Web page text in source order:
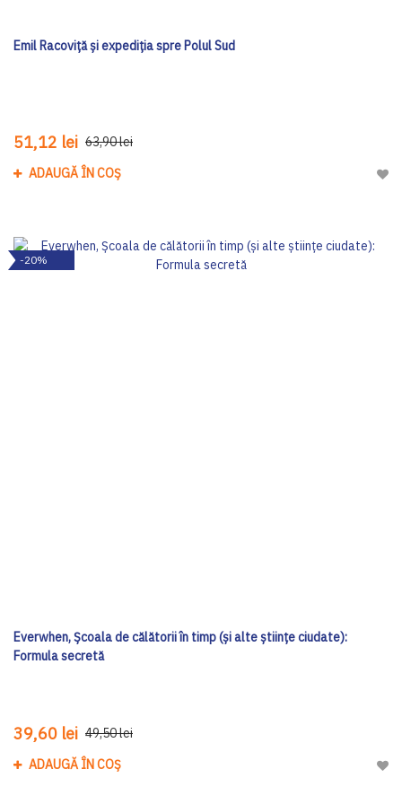
Emil Racoviță și expediția spre Polul Sud
51,12 lei 63,90 lei
ADAUGĂ ÎN COȘ
-20%
Everwhen, Școala de călătorii în timp (și alte științe ciudate):
Formula secretă
39,60 lei 49,50 lei
ADAUGĂ ÎN COȘ